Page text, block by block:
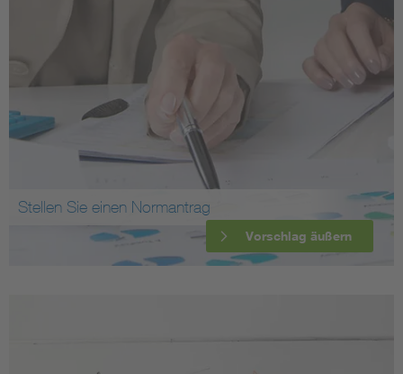
Stellen Sie einen Normantrag
Vorschlag äußern